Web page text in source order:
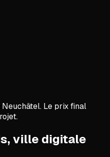
Neuchâtel. Le prix final
ville digitale